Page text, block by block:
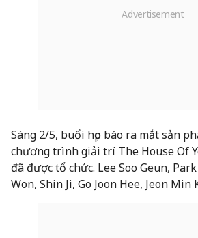
Sáng 2/5, buổi họp báo ra mắt sản
chương trình giải trí The House Of
đã được tổ chức. Lee Soo Geun,
Won, Shin Ji, Go Joon Hee, Jeon Min